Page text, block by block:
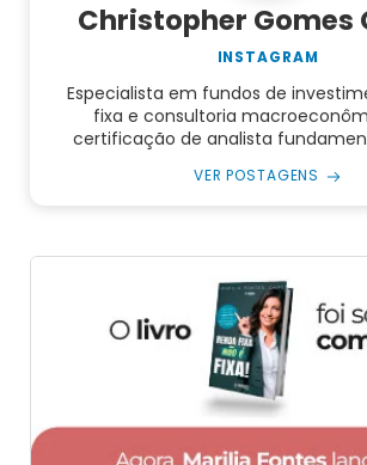
Christopher Gomes
INSTAGRAM
Especialista em fundos de
fixa e consultoria
certificação de analista
VER POSTAGENS